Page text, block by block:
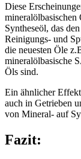
Diese
Syntheseöl, das
Reinigungs- und
die neuesten Öle
mineralölbasische
Öls sind.
Ein ähnlicher
auch in Getrieben
von Mineral- auf
Fazit: